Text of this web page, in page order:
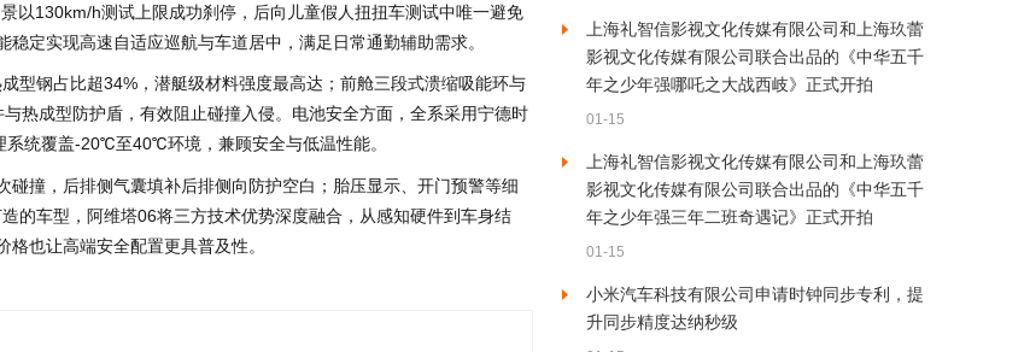
以130km/h测试上限成功刹停，后向儿童假人扭扭车测试中唯一避免
定实现高速自适应巡航与车道居中，满足日常通勤辅助需求。
型钢占比超34%，潜艇级材料强度最高达；前舱三段式溃缩吸能环与
热成型防护盾，有效阻止碰撞入侵。电池安全方面，全系采用宁德时
统覆盖-20℃至40℃环境，兼顾安全与低温性能。
撞，后排侧气囊填补后排侧向防护空白；胎压显示、开门预警等细
的车型，阿维塔06将三方技术优势深度融合，从感知硬件到车身结
也让高端安全配置更具普及性。
上海礼智信影视文化传媒有限公司和上海玖蕾
影视文化传媒有限公司联合出品的《中华五千
年之少年强哪吒之大战西岐》正式开拍
01-15
上海礼智信影视文化传媒有限公司和上海玖蕾
影视文化传媒有限公司联合出品的《中华五千
年之少年强三年二班奇遇记》正式开拍
01-15
小米汽车科技有限公司申请时钟同步专利，提
升同步精度达纳秒级